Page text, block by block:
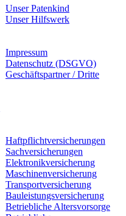
Unser Patenkind
Unser Hilfswerk
Impressum
Datenschutz (DSGVO)
Geschäftspartner / Dritte
Haftpflichtversicherungen
Sachversicherungen
Elektronikversicherung
Maschinenversicherung
Transportversicherung
Bauleistungsversicherung
Betriebliche Altersvorsorge